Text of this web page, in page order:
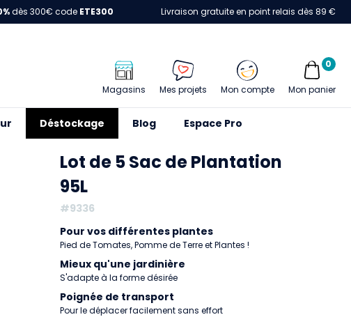
dès 300€ code ETE300 Livraison gratuite en point relais dès 89 €
Magasins Mes projets Mon compte Mon panier
0
Déstockage Blog Espace Pro
Lot de 5 Sac de Plantation
95L
#9336
Pour vos différentes plantes
Pied de Tomates, Pomme de Terre et Plantes !
Mieux qu'une jardinière
S'adapte à la forme désirée
Poignée de transport
Pour le déplacer facilement sans effort